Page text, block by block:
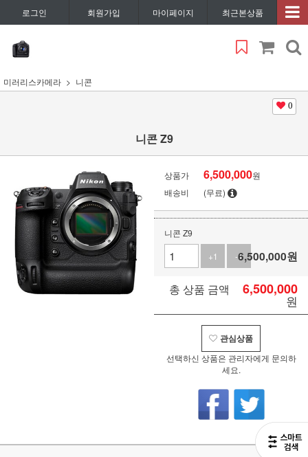
로그인 회원가입 마이페이지 최근본상품
미러리스카메라 니콘
0
니콘 Z9
상품가 6,500,000원
배송비
(무료)
니콘 Z9
+1
-16,500,000원
총 상품 금액 6,500,000
원
관심상품
선택하신 상품은 관리자에게 문의하
세요.